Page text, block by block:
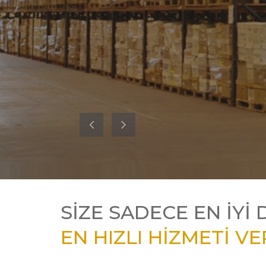
SIZE SADECE EN İYI
EN HIZLI HIZMETI